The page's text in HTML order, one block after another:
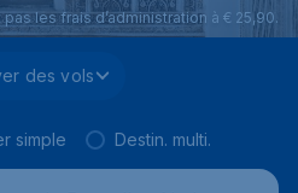
les frais d’administration à € 25,90.
des vols
simple Destin. multi.